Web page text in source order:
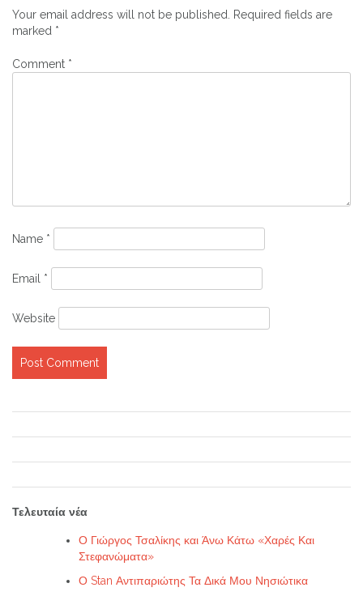
Your email address will not be published.
Required fields are
marked *
Comment *
Name *
Email *
Website
Τελευταία νέα
Ο Γιώργος Τσαλίκης και Άνω Κάτω «Χαρές Και
Στεφανώματα»
Ο Stan Αντιπαριώτης Τα Δικά Μου Νησιώτικα